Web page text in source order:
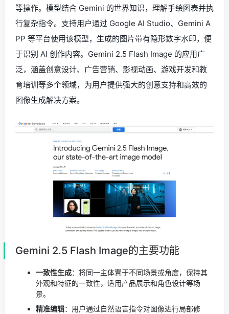
等操作。模型结合 Gemini 的世界知识，理解手绘图表并执
行复杂指令。支持用户通过 Google AI Studio、Gemini A
PP 等平台使用该模型，生成的图片带有隐形数字水印，便
于识别 AI 创作内容。Gemini 2.5 Flash Image 的应用广
泛，涵盖创意设计、广告营销、影视动画、游戏开发和教
育培训等多个领域，为用户提供强大的创意支持和高效的
图像生成解决方案。
Gemini 2.5 Flash Image的主要功能
一致性生成：将同一主体置于不同场景或角度，保持其
外观和特征的一致性，适用产品展示和角色设计等场
景。
精准编辑：用户通过自然语言指令对图像进行局部修